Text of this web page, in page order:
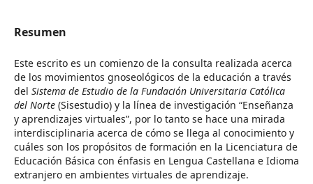
Resumen
Este escrito es un comienzo de la consulta realizada acerca
de los movimientos gnoseológicos de la educación a través
del Sistema de Estudio de la Fundación Universitaria Católica
del Norte(Sisestudio) y la línea de investigación “Enseñanza
y aprendizajes virtuales”, por lo tanto se hace una mirada
interdisciplinaria acerca de cómo se llega al conocimiento y
cuáles son los propósitos de formación en la Licenciatura de
Educación Básica con énfasis en Lengua Castellana e Idioma
extranjero en ambientes virtuales de aprendizaje.